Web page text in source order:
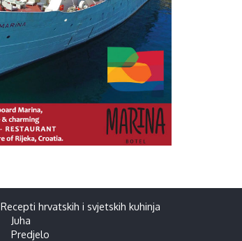
Recepti hrvatskih i svjetskih kuhinja
Juha
Predjelo